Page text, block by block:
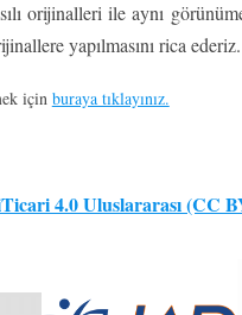
orijinalleri ile aynı
yapılmasını rica ederiz.
için buraya tıklayınız.
4.0 Uluslararası (CC